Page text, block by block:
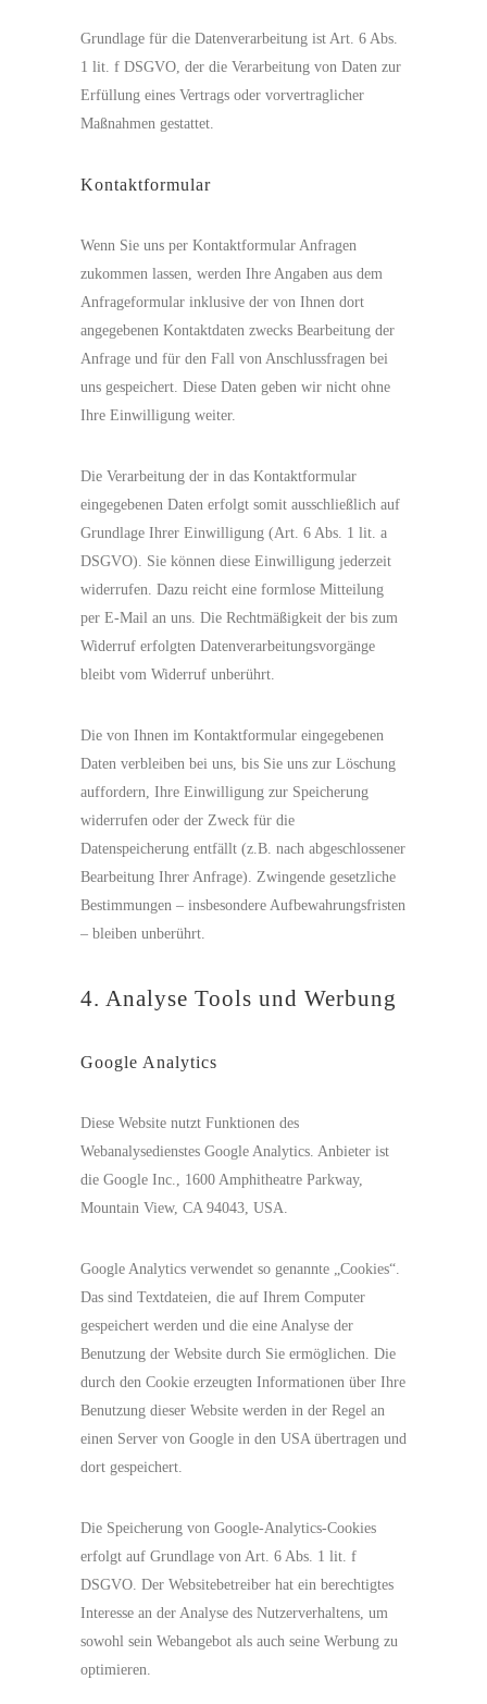
Grundlage für die Datenverarbeitung ist Art. 6 Abs.
1 lit. f DSGVO, der die Verarbeitung von Daten zur
Erfüllung eines Vertrags oder vorvertraglicher
Maßnahmen gestattet.
Kontaktformular
Wenn Sie uns per Kontaktformular Anfragen
zukommen lassen, werden Ihre Angaben aus dem
Anfrageformular inklusive der von Ihnen dort
angegebenen Kontaktdaten zwecks Bearbeitung der
Anfrage und für den Fall von Anschlussfragen bei
uns gespeichert. Diese Daten geben wir nicht ohne
Ihre Einwilligung weiter.
Die Verarbeitung der in das Kontaktformular
eingegebenen Daten erfolgt somit ausschließlich auf
Grundlage Ihrer Einwilligung (Art. 6 Abs. 1 lit. a
DSGVO). Sie können diese Einwilligung jederzeit
widerrufen. Dazu reicht eine formlose Mitteilung
per E-Mail an uns. Die Rechtmäßigkeit der bis zum
Widerruf erfolgten Datenverarbeitungsvorgänge
bleibt vom Widerruf unberührt.
Die von Ihnen im Kontaktformular eingegebenen
Daten verbleiben bei uns, bis Sie uns zur Löschung
auffordern, Ihre Einwilligung zur Speicherung
widerrufen oder der Zweck für die
Datenspeicherung entfällt (z.B. nach abgeschlossener
Bearbeitung Ihrer Anfrage). Zwingende gesetzliche
Bestimmungen – insbesondere Aufbewahrungsfristen
– bleiben unberührt.
4. Analyse Tools und Werbung
Google Analytics
Diese Website nutzt Funktionen des
Webanalysedienstes Google Analytics. Anbieter ist
die Google Inc., 1600 Amphitheatre Parkway,
Mountain View, CA 94043, USA.
Google Analytics verwendet so genannte „Cookies“.
Das sind Textdateien, die auf Ihrem Computer
gespeichert werden und die eine Analyse der
Benutzung der Website durch Sie ermöglichen. Die
durch den Cookie erzeugten Informationen über Ihre
Benutzung dieser Website werden in der Regel an
einen Server von Google in den USA übertragen und
dort gespeichert.
Die Speicherung von Google-Analytics-Cookies
erfolgt auf Grundlage von Art. 6 Abs. 1 lit. f
DSGVO. Der Websitebetreiber hat ein berechtigtes
Interesse an der Analyse des Nutzerverhaltens, um
sowohl sein Webangebot als auch seine Werbung zu
optimieren.